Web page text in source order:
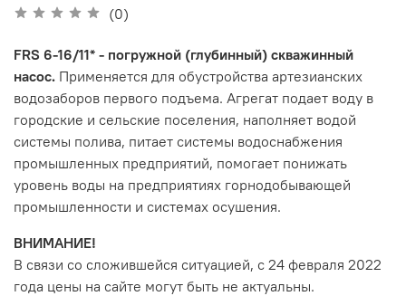
(0)
FRS 6-16/11* - погружной (глубинный) скважинный
насос. Применяется для обустройства артезианских
водозаборов первого подъема. Агрегат подает воду в
городские и сельские поселения, наполняет водой
системы полива, питает системы водоснабжения
промышленных предприятий, помогает понижать
уровень воды на предприятиях горнодобывающей
промышленности и системах осушения.
ВНИМАНИЕ!
В связи со сложившейся ситуацией, с 24 февраля 2022
года цены на сайте могут быть не актуальны.